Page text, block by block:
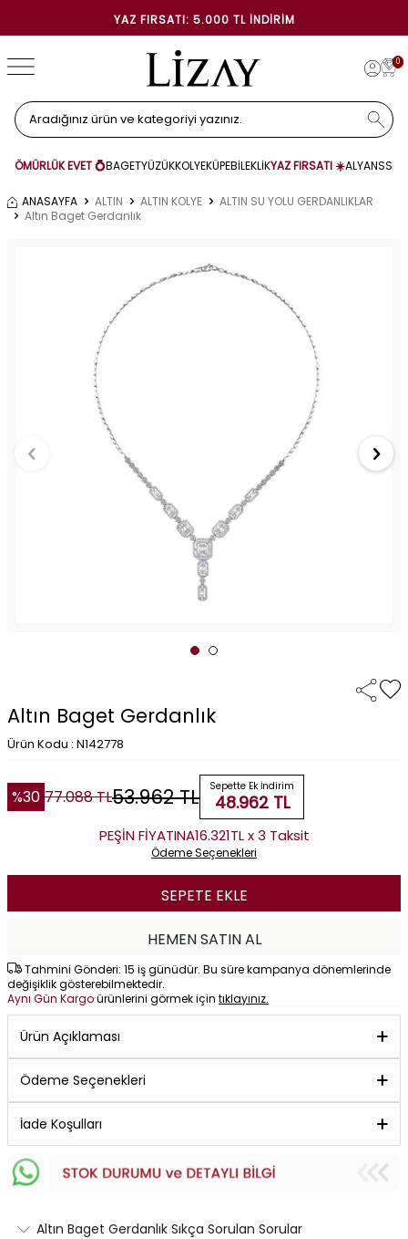
YAZ FIRSATI: 5.000 TL İNDIRIM
0
ÖMÜRLÜK EVET 💍BAGETYÜZÜKKOLYEKÜPEBİLEKLİKYAZ FIRSATI ☀️ALYANS
ANASAYFA ALTIN ALTIN KOLYE
ALTIN SU YOLU GERDANLIKLAR
Altın Baget Gerdanlık
Altın Baget Gerdanlık
Ürün Kodu : N142778
%30 77.088TL53.962TL Sepette Ek İndirim
48.962TL
PEŞİN FİYATINA16.321TL x 3 Taksit
Ödeme Seçenekleri
SEPETE EKLE
HEMEN SATIN AL
Tahmini Gönderi: 15 iş günüdür. Bu süre kampanya dönemlerinde
değişiklik gösterebilmektedir.
Aynı Gün Kargoürünlerini görmek için tıklayınız.
Ürün Açıklaması
Ödeme Seçenekleri
İade Koşulları
Altın Baget Gerdanlık Sıkça Sorulan Sorular